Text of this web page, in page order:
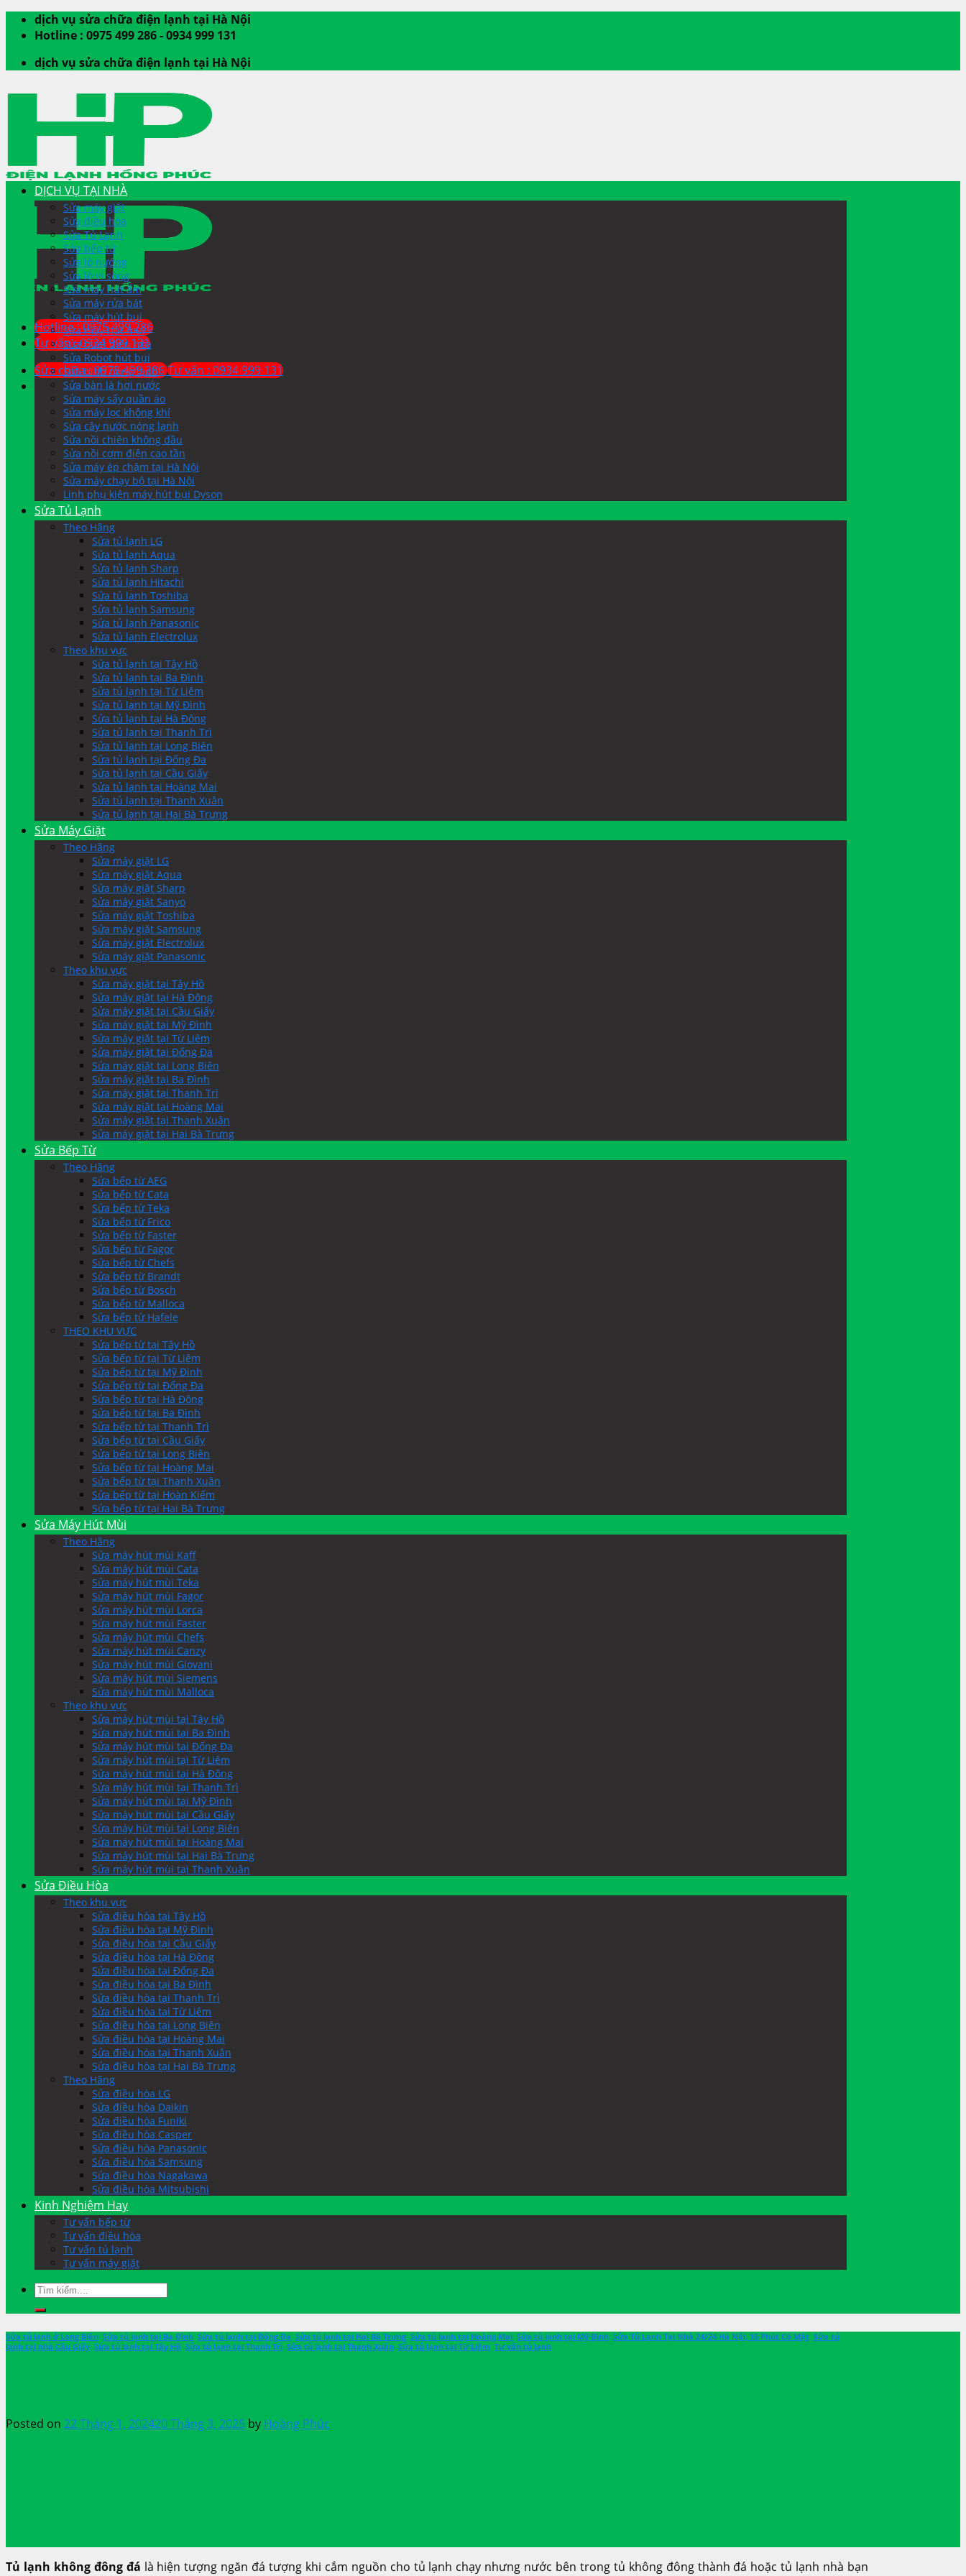
Skip dịch vụ sửa chữa điện lạnh tại Hà Nội
Hotline : 0975 499 286 - 0934 999 131
dịch vụ sửa chữa điện lạnh tại Hà Nội
Hotline : 0975 499 286
Tư vấn : 0934 999 131
Sửa chữa : 0975 499 286Tư vấn : 0934 999 131
DỊCH VỤ TẠI NHÀ
Sửa máy giặt
Sửa điều hòa
Sửa Tủ Lạnh
Sửa bếp từ
Sửa lò nướng
Sửa lò vi sóng
Sửa máy hút ẩm
Sửa máy rửa bát
Sửa máy hút bụi
Sửa máy hút mùi
Sửa quạt điều hòa
Sửa Robot hút bụi
Sửa bình nóng lạnh
Sửa bàn là hơi nước
Sửa máy sấy quần áo
Sửa máy lọc không khí
Sửa cây nước nóng lạnh
Sửa nồi chiên không dầu
Sửa nồi cơm điện cao tần
Sửa máy ép chậm tại Hà Nội
Sửa máy chạy bộ tại Hà Nội
Linh phụ kiện máy hút bụi Dyson
Sửa Tủ Lạnh
Theo Hãng
Sửa tủ lạnh LG
Sửa tủ lạnh Aqua
Sửa tủ lạnh Sharp
Sửa tủ lạnh Hitachi
Sửa tủ lạnh Toshiba
Sửa tủ lạnh Samsung
Sửa tủ lạnh Panasonic
Sửa tủ lạnh Electrolux
Theo khu vực
Sửa tủ lạnh tại Tây Hồ
Sửa tủ lạnh tại Ba Đình
Sửa tủ lạnh tại Từ Liêm
Sửa tủ lạnh tại Mỹ Đình
Sửa tủ lạnh tại Hà Đông
Sửa tủ lạnh tại Thanh Trì
Sửa tủ lạnh tại Long Biên
Sửa tủ lạnh tại Đống Đa
Sửa tủ lạnh tại Cầu Giấy
Sửa tủ lạnh tại Hoàng Mai
Sửa tủ lạnh tại Thanh Xuân
Sửa tủ lạnh tại Hai Bà Trưng
Sửa Máy Giặt
Theo Hãng
Sửa máy giặt LG
Sửa máy giặt Aqua
Sửa máy giặt Sharp
Sửa máy giặt Sanyo
Sửa máy giặt Toshiba
Sửa máy giặt Samsung
Sửa máy giặt Electrolux
Sửa máy giặt Panasonic
Theo khu vực
Sửa máy giặt tại Tây Hồ
Sửa máy giặt tại Hà Đông
Sửa máy giặt tại Cầu Giấy
Sửa máy giặt tại Mỹ Đình
Sửa máy giặt tại Từ Liêm
Sửa máy giặt tại Đống Đa
Sửa máy giặt tại Long Biên
Sửa máy giặt tại Ba Đình
Sửa máy giặt tại Thanh Trì
Sửa máy giặt tại Hoàng Mai
Sửa máy giặt tại Thanh Xuân
Sửa máy giặt tại Hai Bà Trưng
Sửa Bếp Từ
Theo Hãng
Sửa bếp từ AEG
Sửa bếp từ Cata
Sửa bếp từ Teka
Sửa bếp từ Frico
Sửa bếp từ Faster
Sửa bếp từ Fagor
Sửa bếp từ Chefs
Sửa bếp từ Brandt
Sửa bếp từ Bosch
Sửa bếp từ Malloca
Sửa bếp từ Hafele
THEO KHU VỰC
Sửa bếp từ tại Tây Hồ
Sửa bếp từ tại Từ Liêm
Sửa bếp từ tại Mỹ Đình
Sửa bếp từ tại Đống Đa
Sửa bếp từ tại Hà Đông
Sửa bếp từ tại Ba Đình
Sửa bếp từ tại Thanh Trì
Sửa bếp từ tại Cầu Giấy
Sửa bếp từ tại Long Biên
Sửa bếp từ tại Hoàng Mai
Sửa bếp từ tại Thanh Xuân
Sửa bếp từ tại Hoàn Kiếm
Sửa bếp từ tại Hai Bà Trưng
Sửa Máy Hút Mùi
Theo Hãng
Sửa máy hút mùi Kaff
Sửa máy hút mùi Cata
Sửa máy hút mùi Teka
Sửa máy hút mùi Fagor
Sửa máy hút mùi Lorca
Sửa máy hút mùi Faster
Sửa máy hút mùi Chefs
Sửa máy hút mùi Canzy
Sửa máy hút mùi Giovani
Sửa máy hút mùi Siemens
Sửa máy hút mùi Malloca
Theo khu vực
Sửa máy hút mùi tại Tây Hồ
Sửa máy hút mùi tại Ba Đình
Sửa máy hút mùi tại Đống Đa
Sửa máy hút mùi tại Từ Liêm
Sửa máy hút mùi tại Hà Đông
Sửa máy hút mùi tại Thanh Trì
Sửa máy hút mùi tại Mỹ Đình
Sửa máy hút mùi tại Cầu Giấy
Sửa máy hút mùi tại Long Biên
Sửa máy hút mùi tại Hoàng Mai
Sửa máy hút mùi tại Hai Bà Trưng
Sửa máy hút mùi tại Thanh Xuân
Sửa Điều Hòa
Theo khu vực
Sửa điều hòa tại Tây Hồ
Sửa điều hòa tại Mỹ Đình
Sửa điều hòa tại Cầu Giấy
Sửa điều hòa tại Hà Đông
Sửa điều hòa tại Đống Đa
Sửa điều hòa tại Ba Đình
Sửa điều hòa tại Thanh Trì
Sửa điều hòa tại Từ Liêm
Sửa điều hòa tại Long Biên
Sửa điều hòa tại Hoàng Mai
Sửa điều hòa tại Thanh Xuân
Sửa điều hòa tại Hai Bà Trưng
Theo Hãng
Sửa điều hòa LG
Sửa điều hòa Daikin
Sửa điều hòa Funiki
Sửa điều hòa Casper
Sửa điều hòa Panasonic
Sửa điều hòa Samsung
Sửa điều hòa Nagakawa
Sửa điều hòa Mitsubishi
Kinh Nghiệm Hay
Tư vấn bếp từ
Tư vấn điều hòa
Tư vấn tủ lạnh
Tư vấn máy giặt
Sửa tủ lạnh ở Long Biên Sửa tủ lạnh tại Ba Đình Sửa tủ lạnh tại Đống Đa Sửa tủ lạnh tại Hai Bà Trưng Sửa tủ lạnh tại Hoàng Mai Sửa tủ lạnh tại Mỹ Đình Sửa Tủ Lạnh Tại Nhà 24/24 Hà Nội, 15 Phút Có Mặt Sửa tủ
lạnh tại nhà Cầu Giấy Sửa tủ lạnh tại Tây Hồ Sửa tủ lạnh tại Thanh Trì Sửa tủ lạnh tại Thanh Xuân Sửa tủ lạnh tại Từ Liêm Tư vấn tủ lạnh
Posted on 22 Tháng 1, 202420 Tháng 3, 2025 by Hoàng Phúc
Tủ lạnh không đông đá là hiện tượng ngăn đá tượng khi cắm nguồn cho tủ lạnh chạy nhưng nước bên trong tủ không đông thành đá hoặc tủ lạnh nhà bạn